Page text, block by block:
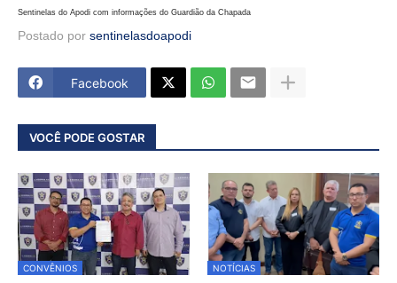
Sentinelas do Apodi com informações do Guardião da Chapada
Postado por sentinelasdoapodi
Facebook
VOCÊ PODE GOSTAR
CONVÊNIOS NOTÍCIAS